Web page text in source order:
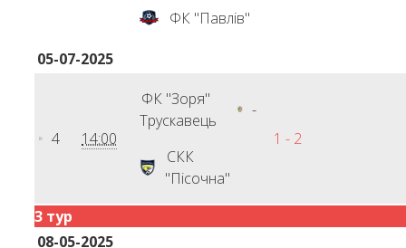
ФК "Павлів"
05-07-2025
4 14:00
ФК "Зоря"
Трускавець
-
СКК
"Пісочна"
1 - 2
3 тур
08-05-2025